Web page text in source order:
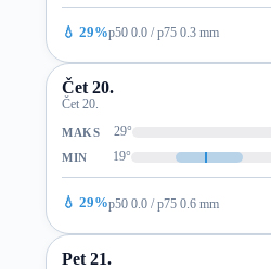
💧 29%p50 0.0 / p75 0.3 mm
Čet 20.
Čet 20.
MAKS 29°
MIN 19°
💧 29%p50 0.0 / p75 0.6 mm
Pet 21.